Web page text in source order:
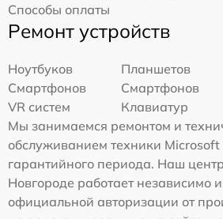
Способы оплаты
Ремонт устройств
Ноутбуков
Планшетов
Смартфонов
Смартфонов
VR систем
Клавиатур
Мы занимаемся ремонтом и
обслуживанием техники Microsoft
гарантийного периода. Наш
Новгороде работает независимо
официальной авторизации от